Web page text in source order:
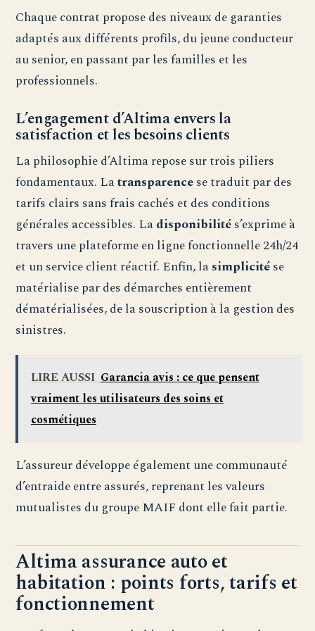
Chaque contrat propose des niveaux de garanties
adaptés aux différents profils, du jeune conducteur
au senior, en passant par les familles et les
professionnels.
L’engagement d’Altima envers la
satisfaction et les besoins clients
La philosophie d’Altima repose sur trois piliers
fondamentaux. Latransparencese traduit par des
tarifs clairs sans frais cachés et des conditions
générales accessibles. Ladisponibilités’exprime à
travers une plateforme en ligne fonctionnelle 24h/24
et un service client réactif. Enfin, lasimplicitése
matérialise par des démarches entièrement
dématérialisées, de la souscription à la gestion des
sinistres.
LIRE AUSSI Garancia avis : ce que pensent
vraiment les utilisateurs des soins et
cosmétiques
L’assureur développe également une communauté
d’entraide entre assurés, reprenant les valeurs
mutualistes du groupe MAIF dont elle fait partie.
Altima assurance auto et
habitation : points forts, tarifs et
fonctionnement